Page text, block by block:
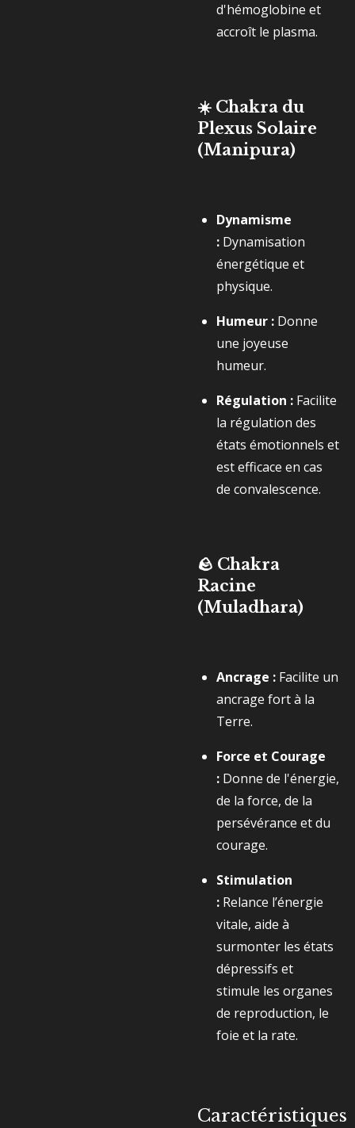
d'hémoglobine et
accroît le plasma.
☀️ Chakra du
Plexus Solaire
(Manipura)
Dynamisme
: Dynamisation
énergétique et
physique.
Humeur : Donne
une joyeuse
humeur.
Régulation : Facilite
la régulation des
états émotionnels et
est efficace en cas
de convalescence.
🪨 Chakra
Racine
(Muladhara)
Ancrage : Facilite un
ancrage fort à la
Terre.
Force et Courage
: Donne de l'énergie,
de la force, de la
persévérance et du
courage.
Stimulation
: Relance l’énergie
vitale, aide à
surmonter les états
dépressifs et
stimule les organes
de reproduction, le
foie et la rate.
Caractéristiques